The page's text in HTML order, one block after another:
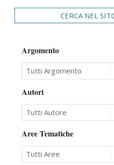
CERCA NEL
Argomento
Autori
Aree Tematiche